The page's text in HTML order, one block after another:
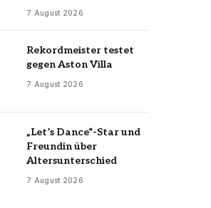
7 August 2026
Rekordmeister testet
gegen Aston Villa
7 August 2026
„Let’s Dance“-Star und
Freundin über
Altersunterschied
7 August 2026